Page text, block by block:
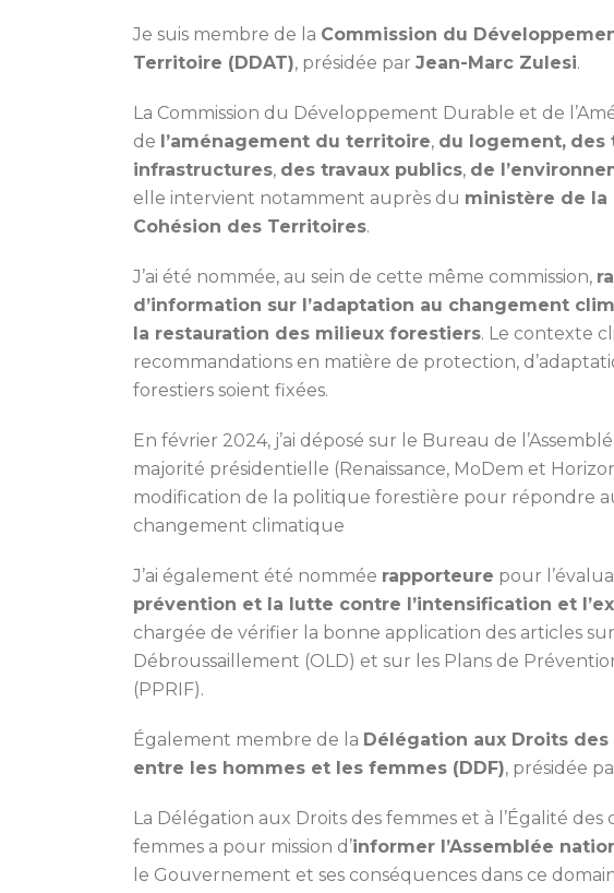
Je suis membre de la Commission du
Territoire (DDAT), présidée par Jean-Marc Zulesi.
La Commission du Développement Durable et de
de l’aménagement du territoire, du logement, des
infrastructures, des travaux publics, de
elle intervient notamment auprès du ministère de la
Cohésion des Territoires.
J’ai été nommée, au sein de cette même commission,
d’information sur l’adaptation au changement
la restauration des milieux forestiers. Le contexte
recommandations en matière de protection,
forestiers soient fixées.
En février 2024, j’ai déposé sur le Bureau de
majorité présidentielle (Renaissance, MoDem et
modification de la politique forestière pour répondre
changement climatique
J’ai également été nommée rapporteure pour
prévention et la lutte contre l’intensification et
chargée de vérifier la bonne application des articles
Débroussaillement (OLD) et sur les Plans de
(PPRIF).
Également membre de la Délégation aux Droits des
entre les hommes et les femmes (DDF), présidée
La Délégation aux Droits des femmes et à l’Égalité
femmes a pour mission d’informer l’Assemblée
le Gouvernement et ses conséquences dans ce